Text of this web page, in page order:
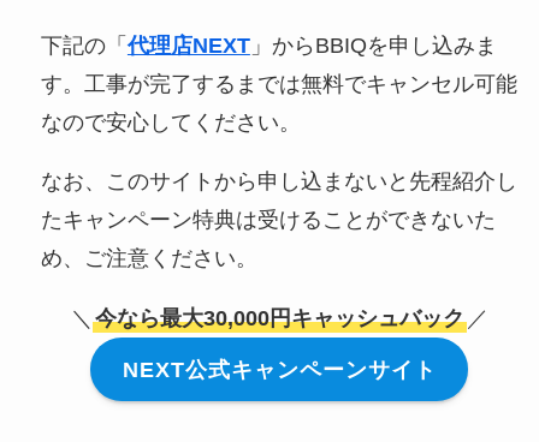
下記の「代理店NEXT」からBBIQを申し込みま
す。工事が完了するまでは無料でキャンセル可能
なので安心してください。
なお、このサイトから申し込まないと先程紹介し
たキャンペーン特典は受けることができないた
め、ご注意ください。
＼ 今なら最大30,000円キャッシュバック／
NEXT公式キャンペーンサイト